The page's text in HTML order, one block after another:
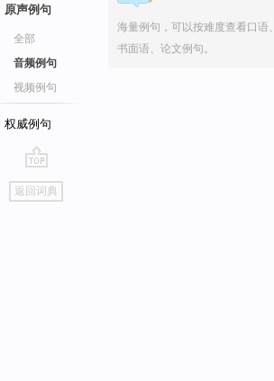
原声例句
全部
音频例句
视频例句
权威例句
go
top
返回词典
海量例句，可以按难度查看口语、
书面语、论文例句。